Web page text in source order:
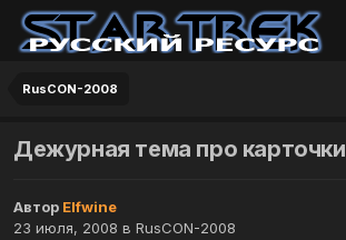
RusCON-2008
Дежурная тема про карточки
Автор Elfwine
23 июля, 2008 в RusCON-2008